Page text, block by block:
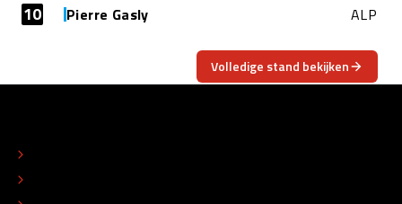
10 Pierre Gasly ALP
Volledige stand bekijken